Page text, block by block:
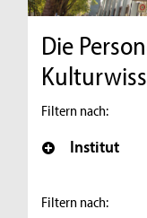
Die
Filtern nach:
Institut
Filtern nach: